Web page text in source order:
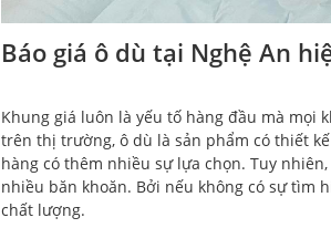
Báo giá ô dù tại Nghệ An
Khung giá luôn là yếu tố hàng đầu mà mọi
trên thị trường, ô dù là sản phẩm có thiết
hàng có thêm nhiều sự lựa chọn. Tuy
nhiều băn khoăn. Bởi nếu không có sự tìm
chất lượng.